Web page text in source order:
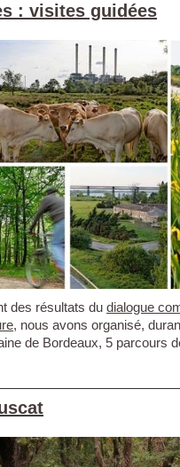
: visites guidées
des résultats du dialogue
, nous avons organisé,
de Bordeaux, 5 parcours